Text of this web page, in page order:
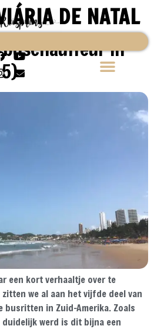
DE NATAL
in
een kort verhaaltje over te
we al aan het vijfde deel van
busritten in Zuid-Amerika. Zoals
werd is dit bijna een